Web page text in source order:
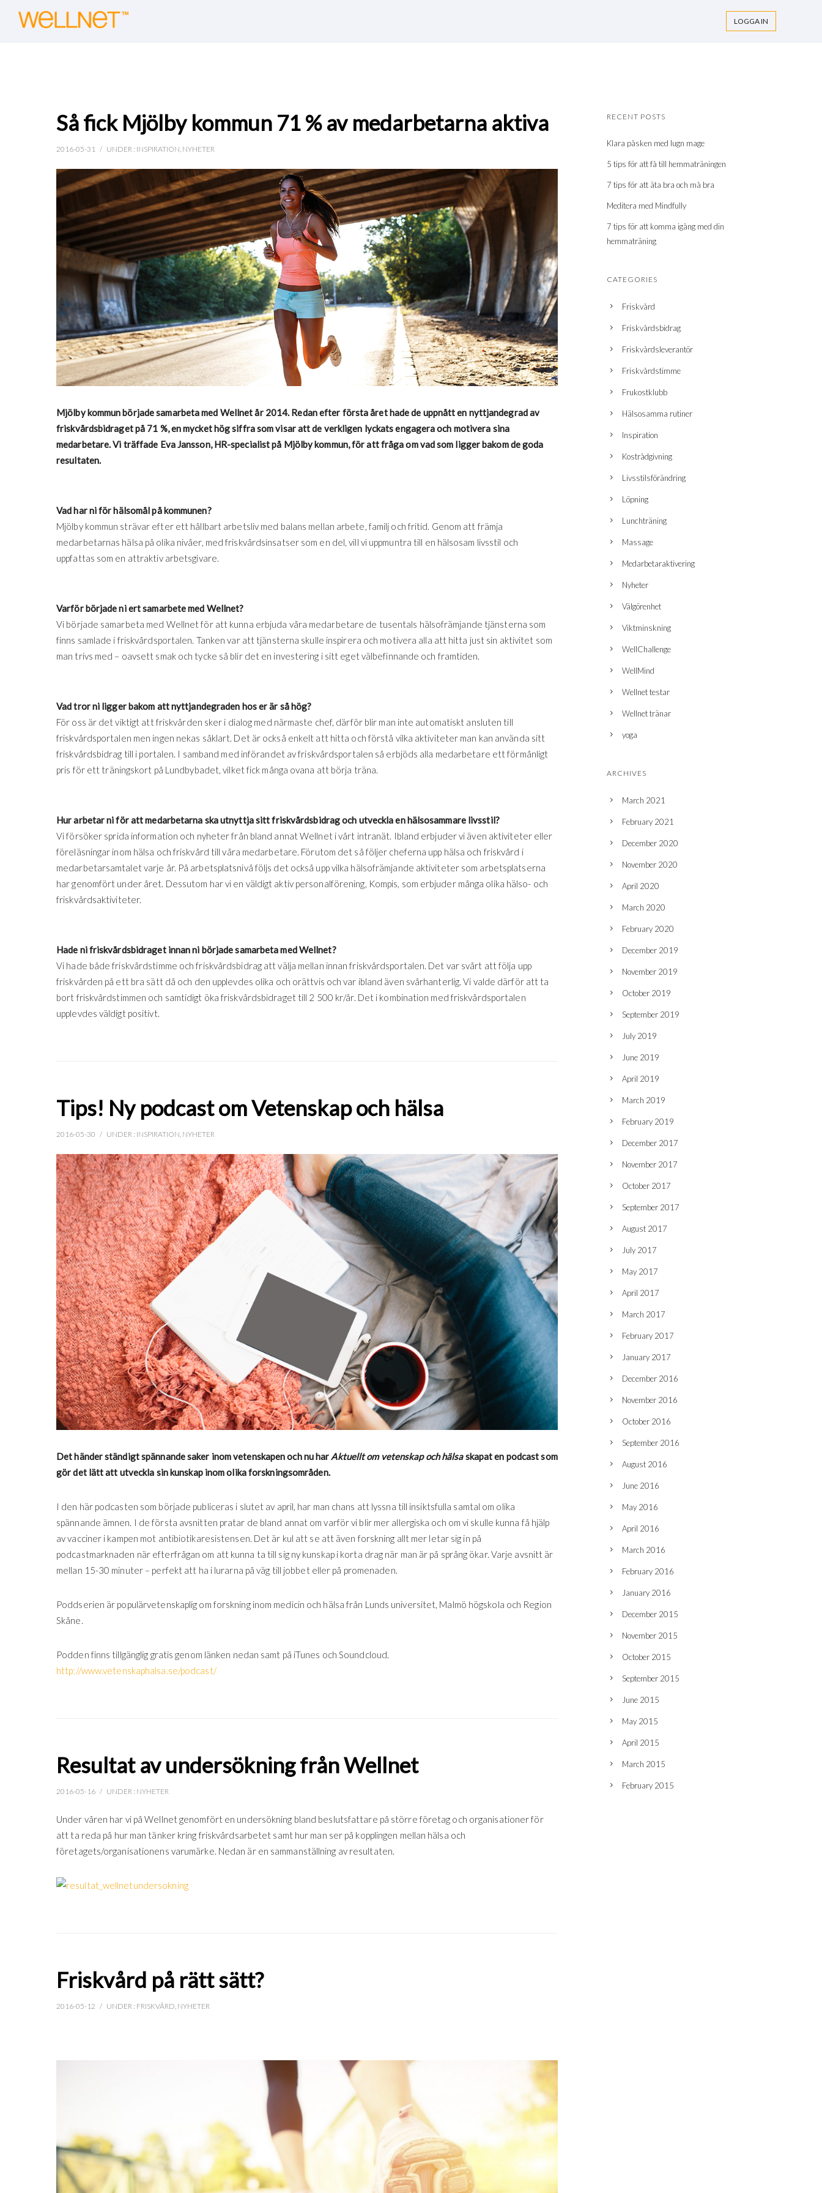
LOGGA IN
Så fick Mjölby kommun 71 % av medarbetarna aktiva
2016-05-31 / UNDER : INSPIRATION, NYHETER
Mjölby kommun började samarbeta med Wellnet år 2014. Redan efter första året hade de uppnått en nyttjandegrad av
friskvårdsbidraget på 71 %, en mycket hög siffra som visar att de verkligen lyckats engagera och motivera sina
medarbetare. Vi träffade Eva Jansson, HR-specialist på Mjölby kommun, för att fråga om vad som ligger bakom de goda
resultaten.
Vad har ni för hälsomål på kommunen?
Mjölby kommun strävar efter ett hållbart arbetsliv med balans mellan arbete, familj och fritid. Genom att främja
medarbetarnas hälsa på olika nivåer, med friskvårdsinsatser som en del, vill vi uppmuntra till en hälsosam livsstil och
uppfattas som en attraktiv arbetsgivare.
Varför började ni ert samarbete med Wellnet?
Vi började samarbeta med Wellnet för att kunna erbjuda våra medarbetare de tusentals hälsofrämjande tjänsterna som
finns samlade i friskvårdsportalen. Tanken var att tjänsterna skulle inspirera och motivera alla att hitta just sin aktivitet som
man trivs med – oavsett smak och tycke så blir det en investering i sitt eget välbefinnande och framtiden.
Vad tror ni ligger bakom att nyttjandegraden hos er är så hög?
För oss är det viktigt att friskvården sker i dialog med närmaste chef, därför blir man inte automatiskt ansluten till
friskvårdsportalen men ingen nekas såklart. Det är också enkelt att hitta och förstå vilka aktiviteter man kan använda sitt
friskvårdsbidrag till i portalen. I samband med införandet av friskvårdsportalen så erbjöds alla medarbetare ett förmånligt
pris för ett träningskort på Lundbybadet, vilket fick många ovana att börja träna.
Hur arbetar ni för att medarbetarna ska utnyttja sitt friskvårdsbidrag och utveckla en hälsosammare livsstil?
Vi försöker sprida information och nyheter från bland annat Wellnet i vårt intranät. Ibland erbjuder vi även aktiviteter eller
föreläsningar inom hälsa och friskvård till våra medarbetare. Förutom det så följer cheferna upp hälsa och friskvård i
medarbetarsamtalet varje år. På arbetsplatsnivå följs det också upp vilka hälsofrämjande aktiviteter som arbetsplatserna
har genomfört under året. Dessutom har vi en väldigt aktiv personalförening, Kompis, som erbjuder många olika hälso- och
friskvårdsaktiviteter.
Hade ni friskvårdsbidraget innan ni började samarbeta med Wellnet?
Vi hade både friskvårdstimme och friskvårdsbidrag att välja mellan innan friskvårdsportalen. Det var svårt att följa upp
friskvården på ett bra sätt då och den upplevdes olika och orättvis och var ibland även svårhanterlig. Vi valde därför att ta
bort friskvårdstimmen och samtidigt öka friskvårdsbidraget till 2 500 kr/år. Det i kombination med friskvårdsportalen
upplevdes väldigt positivt.
Tips! Ny podcast om Vetenskap och hälsa
2016-05-30 / UNDER : INSPIRATION NYHETER
Det händer ständigt spännande saker inom vetenskapen och nu harAktuellt om vetenskap och hälsaskapat en podcast som
gör det lätt att utveckla sin kunskap inom olika forskningsområden.
I den här podcasten som började publiceras i slutet av april, har man chans att lyssna till insiktsfulla samtal om olika
spännande ämnen. I de första avsnitten pratar de bland annat om varför vi blir mer allergiska och om vi skulle kunna få hjälp
av vacciner i kampen mot antibiotikaresistensen. Det är kul att se att även forskning allt mer letar sig in på
podcastmarknaden när efterfrågan om att kunna ta till sig ny kunskap i korta drag när man är på språng ökar. Varje avsnitt är
mellan 15-30 minuter – perfekt att ha i lurarna på väg till jobbet eller på promenaden.
Poddserien är populärvetenskaplig om forskning inom medicin och hälsa från Lunds universitet, Malmö högskola och Region
Skåne.
Podden finns tillgänglig gratis genom länken nedan samt på iTunes och Soundcloud.
http://www.vetenskaphalsa.se/podcast/
Resultat av undersökning från Wellnet
2016-05-16 / UNDER : NYHETER
Under våren har vi på Wellnet genomfört en undersökning bland beslutsfattare på större företag och organisationer för
att ta reda på hur man tänker kring friskvårdsarbetet samt hur man ser på kopplingen mellan hälsa och
företagets/organisationens varumärke. Nedan är en sammanställning av resultaten.
Friskvård på rätt sätt?
2016-05-12 / UNDER : FRISKVÅRD, NYHETER
RECENT POSTS
Klara påsken med lugn mage
5 tips för att få till hemmaträningen
7 tips för att äta bra och må bra
Meditera med Mindfully
7 tips för att komma igång med din
hemmaträning
CATEGORIES
Friskvård
Friskvårdsbidrag
Friskvårdsleverantör
Friskvårdstimme
Frukostklubb
Hälsosamma rutiner
Inspiration
Kostrådgivning
Livsstilsförändring
Löpning
Lunchträning
Massage
Medarbetaraktivering
Nyheter
Välgörenhet
Viktminskning
WellChallenge
WellMind
Wellnet testar
Wellnet tränar
yoga
ARCHIVES
March 2021
February 2021
December 2020
November 2020
April 2020
March 2020
February 2020
December 2019
November 2019
October 2019
September 2019
July 2019
June 2019
April 2019
March 2019
February 2019
December 2017
November 2017
October 2017
September 2017
August 2017
July 2017
May 2017
April 2017
March 2017
February 2017
January 2017
December 2016
November 2016
October 2016
September 2016
August 2016
June 2016
May 2016
April 2016
March 2016
February 2016
January 2016
December 2015
November 2015
October 2015
September 2015
June 2015
May 2015
April 2015
March 2015
February 2015